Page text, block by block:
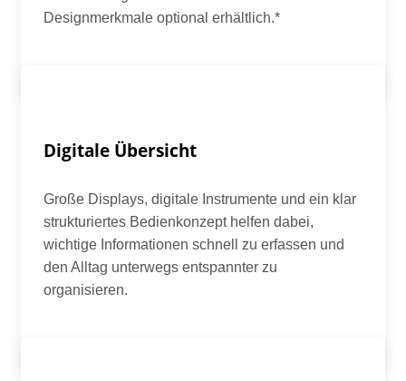
Designmerkmale optional erhältlich.*
Digitale Übersicht
Große Displays, digitale Instrumente und ein klar
strukturiertes Bedienkonzept helfen dabei,
wichtige Informationen schnell zu erfassen und
den Alltag unterwegs entspannter zu
organisieren.